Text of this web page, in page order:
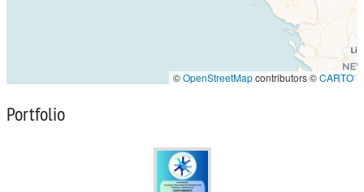
©OpenStreetMapcontributors ©CARTO
Portfolio